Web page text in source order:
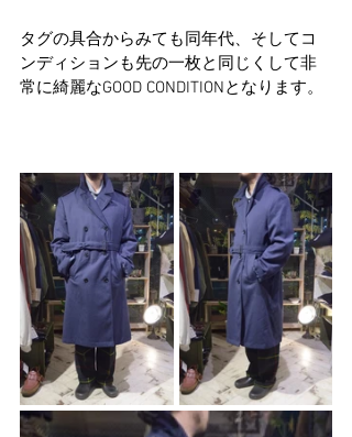
タグの具合からみても同年代、そしてコ
ンディションも先の一枚と同じくして非
常に綺麗なGOOD CONDITIONとなります。